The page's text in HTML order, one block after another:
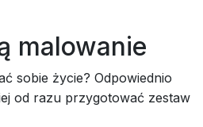
malowanie
sobie życie? Odpowiednio
od razu przygotować zestaw